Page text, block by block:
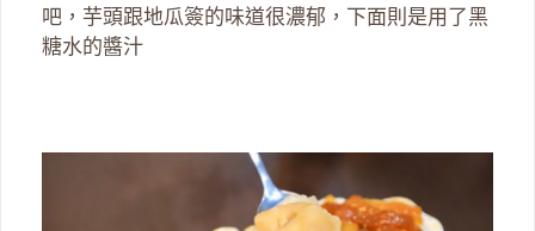
吧，芋頭跟地瓜簽的味道很濃郁，下面則是用了黑
糖水的醬汁